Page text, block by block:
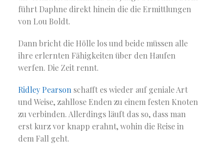
führt Daphne direkt hinein die die Ermittlungen
von Lou Boldt.
Dann bricht die Hölle los und beide müssen alle
ihre erlernten Fähigkeiten über den Haufen
werfen. Die Zeit rennt.
Ridley Pearson schafft es wieder auf geniale Art
und Weise, zahllose Enden zu einem festen Knoten
zu verbinden. Allerdings läuft das so, dass man
erst kurz vor knapp erahnt, wohin die Reise in
dem Fall geht.